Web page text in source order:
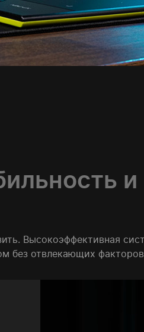
Высокоэффективная
без отвлекающих